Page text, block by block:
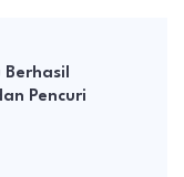
Pencuri